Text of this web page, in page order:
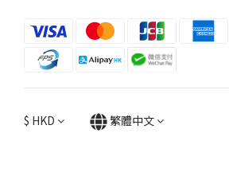
$ HKD 繁體中文